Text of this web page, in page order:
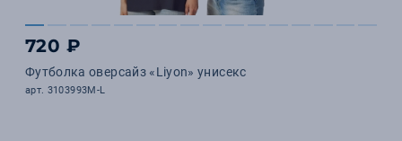
720 ₽
Футболка оверсайз «Liyon» унисекс
арт. 3103993M-L